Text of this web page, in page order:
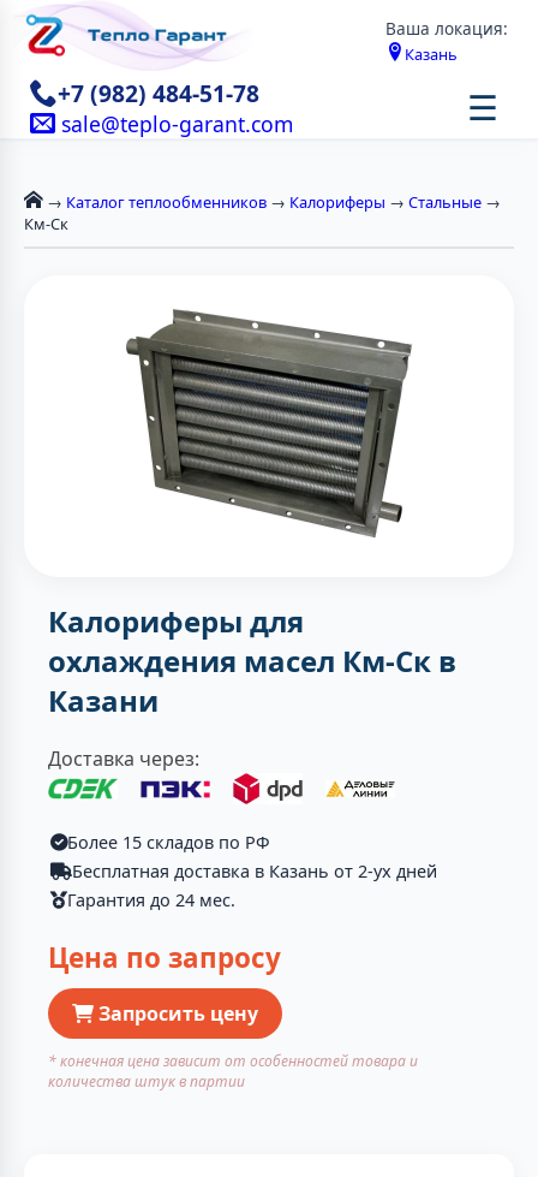
Ваша локация:
Казань
+7 (982) 484-51-78
sale@teplo-garant.com ☰
→ Каталог теплообменников → Калориферы → Стальные →
Км-Ск
Калориферы для
охлаждения масел Км-Ск в
Казани
Доставка через:
Более 15 складов по РФ
Бесплатная доставка в Казань от 2-ух дней
Гарантия до 24 мес.
Цена по запросу
Запросить цену
* конечная цена зависит от особенностей товара и
количества штук в партии